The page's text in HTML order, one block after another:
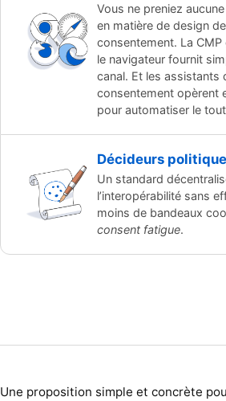
Vous ne preniez
en matière de design
consentement. La CMP
le navigateur fournit
canal. Et les assistants
consentement opèrent
pour automatiser le
Décideurs
Un standard
l’interopérabilité sans
moins de bandeaux
consent fatigue.
Une proposition simple et concrète